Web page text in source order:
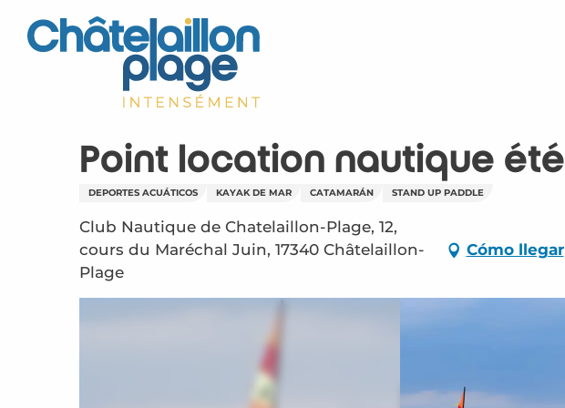
contenu
Point location nautique été
DEPORTES ACUÁTICOS KAYAK DE MAR CATAMARÁN STAND UP PADDLE
Club Nautique de Chatelaillon-Plage, 12,
cours du Maréchal Juin, 17340 Châtelaillon-
Plage
Cómo llegar